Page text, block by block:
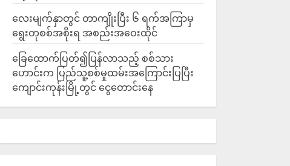
လေးမျက်နှာတွင် တာကျိုးပြီး ၆ ရက်အကြာမှ
ရွေးတုစစ်အစိုးရ အစည်းအဝေးထိုင်
ခြေထောက်ပြတ်၍ပြန်လာသည့် စစ်သား
ဟောင်းက ပြည်သူ့စစ်မှုထမ်းအကြောင်းပြပြီး
ကျောင်းကုန်းမြို့တွင် ငွေတောင်းနေ